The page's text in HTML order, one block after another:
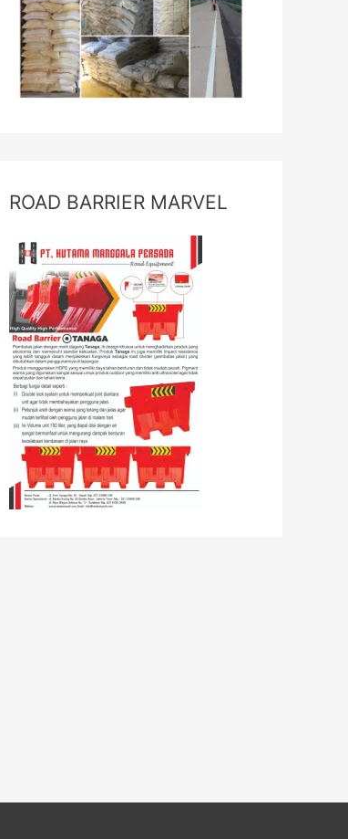
ROAD BARRIER MARVEL